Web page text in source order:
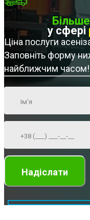
Більше
у сфері
Ціна послуги
Заповніть форму
найближчим часом!